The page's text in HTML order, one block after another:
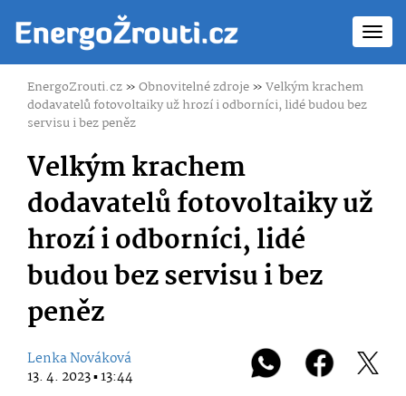
EnergoZrouti.cz»Obnovitelné zdroje»Velkým krachem
dodavatelů fotovoltaiky už hrozí i odborníci, lidé budou bez
servisu i bez peněz
Velkým krachem
dodavatelů fotovoltaiky už
hrozí i odborníci, lidé
budou bez servisu i bez
peněz
Lenka Nováková
13. 4. 2023 ▪ 13:44